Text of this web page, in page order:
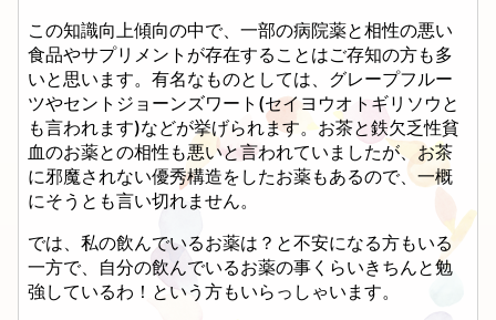
この知識向上傾向の中で、一部の病院薬と相性の悪い
食品やサプリメントが存在することはご存知の方も多
いと思います。有名なものとしては、グレープフルー
ツやセントジョーンズワート(セイヨウオトギリソウと
も言われます)などが挙げられます。お茶と鉄欠乏性貧
血のお薬との相性も悪いと言われていましたが、お茶
に邪魔されない優秀構造をしたお薬もあるので、一概
にそうとも言い切れません。
では、私の飲んでいるお薬は？と不安になる方もいる
一方で、自分の飲んでいるお薬の事くらいきちんと勉
強しているわ！という方もいらっしゃいます。